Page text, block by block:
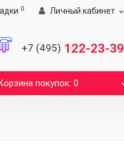
0 Личный кабинет
+7 (495) 122-23-39
покупок: 0